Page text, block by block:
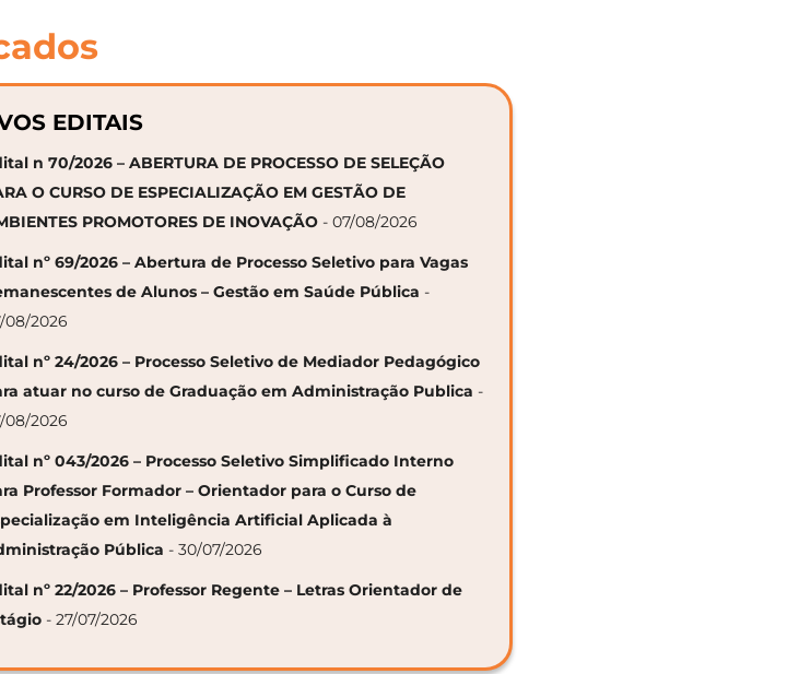
EDITAIS
n 70/2026 – ABERTURA DE PROCESSO DE SELEÇÃO
O CURSO DE ESPECIALIZAÇÃO EM GESTÃO DE
PROMOTORES DE INOVAÇÃO - 07/08/2026
nº 69/2026 – Abertura de Processo Seletivo para Vagas
de Alunos – Gestão em Saúde Pública -
08/2026
nº 24/2026 – Processo Seletivo de Mediador Pedagógico
atuar no curso de Graduação em Administração Publica -
08/2026
nº 043/2026 – Processo Seletivo Simplificado Interno
Professor Formador – Orientador para o Curso de
em Inteligência Artificial Aplicada à
Pública - 30/07/2026
nº 22/2026 – Professor Regente – Letras Orientador de
- 27/07/2026